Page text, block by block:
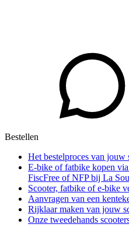
Bestellen
Het bestelproces van jouw
E-bike of fatbike kopen
FiscFree of NFP bij La
Scooter, fatbike of e-bike
Aanvragen van een
Rijklaar maken van jouw
Onze tweedehands